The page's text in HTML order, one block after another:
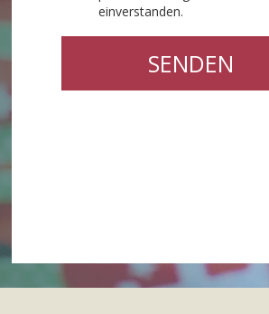
einverstanden.